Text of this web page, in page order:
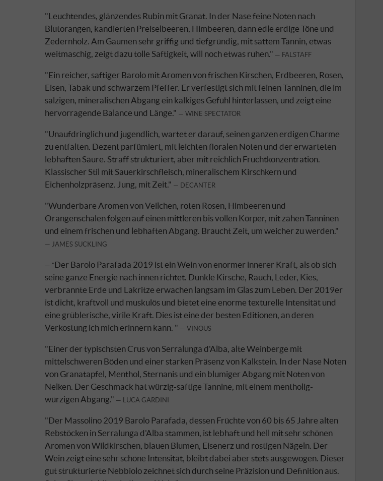
"Leuchtendes, glänzendes Rubin mit Granat. In der Nase feine Noten nach
Blutorangen, kandierten Preiselbeeren, Himbeeren, dann edle erdige Töne und
Zedernholz. Am Gaumen sehr griffig und tiefgründig, mit sattem Tannin, etwas
weitmaschig, zeigt dazu tolle Saftigkeit, will noch etwas ruhen."
FALSTAFF
"Ein reicher, saftiger Barolo mit Aromen von frischen Kirschen, Erdbeeren, Rosen,
Eisen, Tabak und schwarzem Pfeffer. Er verfestigt sich mit feinen Tanninen, die im
salzigen, mineralischen Abgang ein kalkiges Gefühl hinterlassen, und zeigt eine
hervorragende Balance und Länge."
WINE SPECTATOR
"Unaufdringlich und jugendlich, wartet er darauf, seinen ganzen erdigen Charme
zu entfalten. Dezent parfümiert, mit leichten floralen Noten und der erwarteten
lebhaften Säure. Straff strukturiert, aber mit reichlich Fruchtkonzentration.
Klassischer Stil mit Sauerkirschfleisch, mineralischem Kirschkern und
Eichenholzpräsenz. Jung, mit Zeit."
DECANTER
"Wunderbare Aromen von Veilchen, roten Rosen, Himbeeren und
Orangenschalen folgen auf einen mittleren bis vollen Körper, mit zähen Tanninen
und einem frischen und lebhaften Abgang. Braucht Zeit, um weicher zu werden."
JAMES SUCKLING
"Der Barolo Parafada 2019 ist ein Wein von enormer innerer Kraft, als ob sich
seine ganze Energie nach innen richtet. Dunkle Kirsche, Rauch, Leder, Kies,
verbrannte Erde und Lakritze erwachen langsam im Glas zum Leben. Der 2019er
ist dicht, kraftvoll und muskulös und bietet eine enorme texturelle Intensität und
eine grüblerische, virile Kraft. Dies ist eine der besten Editionen, an deren
Verkostung ich mich erinnern kann. "
VINOUS
"Einer der typischsten Crus von Serralunga d'Alba, alte Weinberge mit
mittelschweren Böden und einer starken Präsenz von Kalkstein. In der Nase Noten
von Granatapfel, Menthol, Sternanis und ein blumiger Abgang mit Noten von
Nelken. Der Geschmack hat würzig-saftige Tannine, mit einem mentholig-
würzigen Abgang."
LUCA GARDINI
"Der Massolino 2019 Barolo Parafada, dessen Früchte von 60 bis 65 Jahre alten
Rebstöcken in Serralunga d'Alba stammen, ist lebhaft und hell mit sehr schönen
Aromen von Wildkirschen, blauen Blumen, Eisenerz und rostigen Nägeln. Der
Wein zeigt eine sehr schöne Intensität, bleibt dabei aber stets ausgewogen. Dieser
gut strukturierte Nebbiolo zeichnet sich durch seine Präzision und Definition aus.